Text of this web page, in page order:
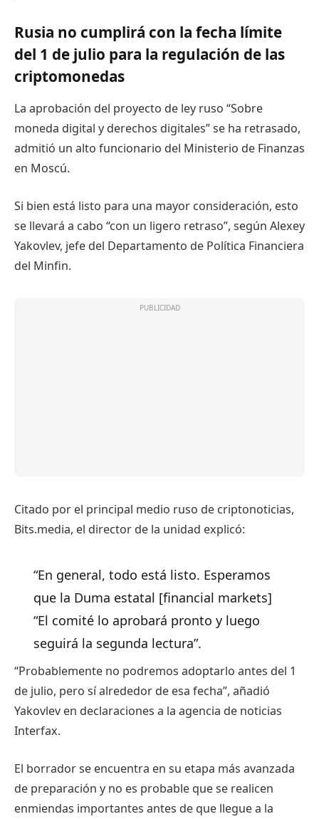
Rusia no cumplirá con la fecha límite
del 1 de julio para la regulación de las
criptomonedas
La aprobación del proyecto de ley ruso “Sobre
moneda digital y derechos digitales” se ha retrasado,
admitió un alto funcionario del Ministerio de Finanzas
en Moscú.
Si bien está listo para una mayor consideración, esto
se llevará a cabo “con un ligero retraso”, según Alexey
Yakovlev, jefe del Departamento de Política Financiera
del Minfin.
Citado por el principal medio ruso de criptonoticias,
Bits.media, el director de la unidad explicó:
“En general, todo está listo. Esperamos
que la Duma estatal [financial markets]
“El comité lo aprobará pronto y luego
seguirá la segunda lectura”.
“Probablemente no podremos adoptarlo antes del 1
de julio, pero sí alrededor de esa fecha”, añadió
Yakovlev en declaraciones a la agencia de noticias
Interfax.
El borrador se encuentra en su etapa más avanzada
de preparación y no es probable que se realicen
enmiendas importantes antes de que llegue a la